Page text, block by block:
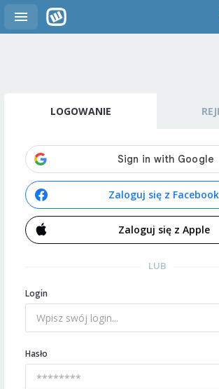
LOGOWANIE
Zaloguj się z Facebook
Zaloguj się z Apple
LUB
Login
Hasło